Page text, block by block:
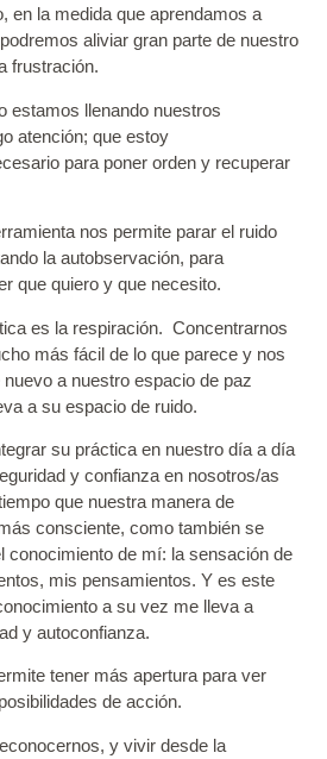
en la medida que aprendamos a
aliviar gran parte de nuestro
frustración.
estamos llenando nuestros
atención; que estoy
para poner orden y recuperar
nos permite parar el ruido
la autobservación, para
que quiero y que necesito.
es la respiración. Concentrarnos
más fácil de lo que parece y nos
a nuestro espacio de paz
a su espacio de ruido.
su práctica en nuestro día a día
y confianza en nosotros/as
que nuestra manera de
consciente, como también se
conocimiento de mí: la sensación de
mis pensamientos.Y es este
a su vez me lleva a
y autoconfianza.
tener más apertura para ver
de acción.
y vivir desde la